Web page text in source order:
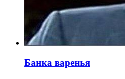
Банка варенья